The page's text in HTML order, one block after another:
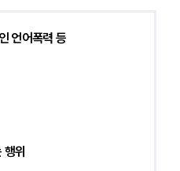
언어폭력 등
위